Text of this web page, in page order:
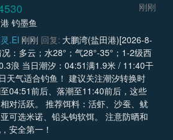
刚刚
钓墨鱼
.EI 刚刚 回复: 大鹏湾(盐田港)[2026-8-
：多云；水28°；气28°-35°；1-2级西
浪 当日潮汐：04:51满1.9米 / 11:40干
04:51前后、落潮至11:40前后，这些
对活跃。 推荐饵料：活虾、沙蚕、鱿
可选米诺、铅头钩软饵。 注意防晒和
安全第一！